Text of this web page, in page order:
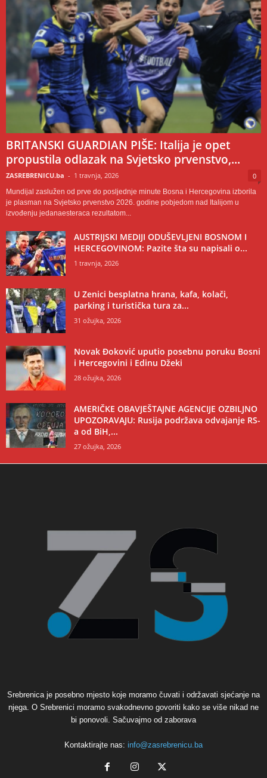
BRITANSKI GUARDIAN PIŠE: Italija je opet
propustila odlazak na Svjetsko prvenstvo,...
ZASREBRENICU.ba - 1 travnja, 2026 0
Mundijal zaslužen od prve do posljednje minute Bosna i Hercegovina izborila
je plasman na Svjetsko prvenstvo 2026. godine pobjedom nad Italijom u
izvođenju jedanaesteraca rezultatom...
AUSTRIJSKI MEDIJI ODUŠEVLJENI BOSNOM I
HERCEGOVINOM: Pazite šta su napisali o...
1 travnja, 2026
U Zenici besplatna hrana, kafa, kolači,
parking i turistička tura za...
31 ožujka, 2026
Novak Đoković uputio posebnu poruku Bosni
i Hercegovini i Edinu Džeki
28 ožujka, 2026
AMERIČKE OBAVJEŠTAJNE AGENCIJE OZBILJNO
UPOZORAVAJU: Rusija podržava odvajanje RS-
a od BiH,...
27 ožujka, 2026
Srebrenica je posebno mjesto koje moramo čuvati i održavati sjećanje na
njega. O Srebrenici moramo svakodnevno govoriti kako se više nikad ne
bi ponovoli. Sačuvajmo od zaborava
Kontaktirajte nas: info@zasrebrenicu.ba